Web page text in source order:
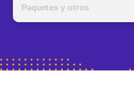
Paquetes y otros